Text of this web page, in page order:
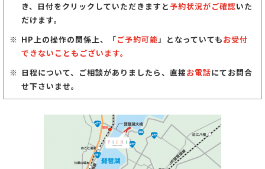
き、日付をクリックしていただきますと予約状況がご確認いた
だけます。
HP上の操作の関係上、「ご予約可能」となっていてもお受付
できないこともございます。
日程について、ご相談がありましたら、直接お電話にてお問合
せ下さいませ。